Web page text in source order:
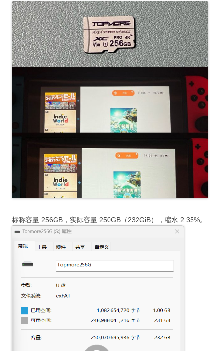
标称容量 256GB，实际容量 250GB（232GiB），缩水 2.35%。